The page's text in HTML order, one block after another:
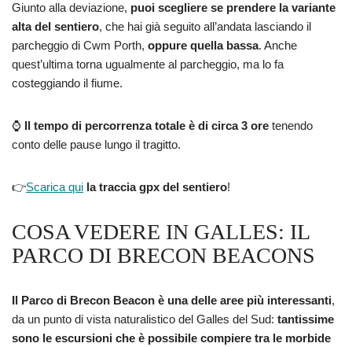
Giunto alla deviazione, puoi scegliere se prendere la variante
alta del sentiero, che hai già seguito all’andata lasciando il
parcheggio di Cwm Porth, oppure quella bassa. Anche
quest’ultima torna ugualmente al parcheggio, ma lo fa
costeggiando il fiume.
⌚ Il tempo di percorrenza totale è di circa 3 ore tenendo
conto delle pause lungo il tragitto.
👉Scarica qui la traccia gpx del sentiero!
COSA VEDERE IN GALLES: IL
PARCO DI BRECON BEACONS
Il Parco di Brecon Beacon è una delle aree più interessanti,
da un punto di vista naturalistico del Galles del Sud: tantissime
sono le escursioni che è possibile compiere tra le morbide